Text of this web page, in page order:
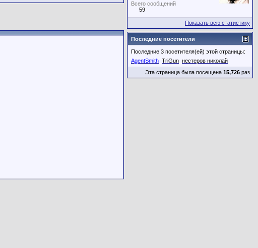
Всего сообщений
59
Показать всю статистику
Последние посетители
Последние 3 посетителя(ей) этой страницы:
AgentSmith TriGun нестеров николай
Эта страница была посещена 15,726 раз